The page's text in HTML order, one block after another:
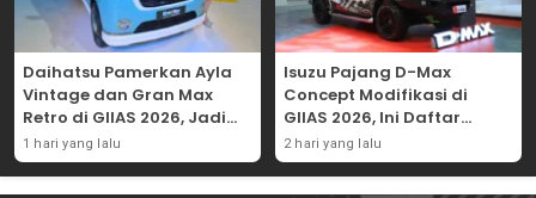
Daihatsu Pamerkan Ayla
Vintage dan Gran Max
Retro di GIIAS 2026, Jadi
Hadiah Undian
1 hari yang lalu
Isuzu Pajang D-Max
Concept Modifikasi di
GIIAS 2026, Ini Daftar
Ubahannya
2 hari yang lalu